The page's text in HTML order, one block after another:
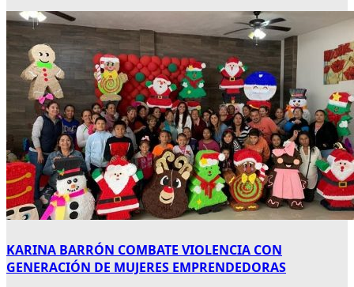
KARINA BARRÓN COMBATE VIOLENCIA CON
GENERACIÓN DE MUJERES EMPRENDEDORAS